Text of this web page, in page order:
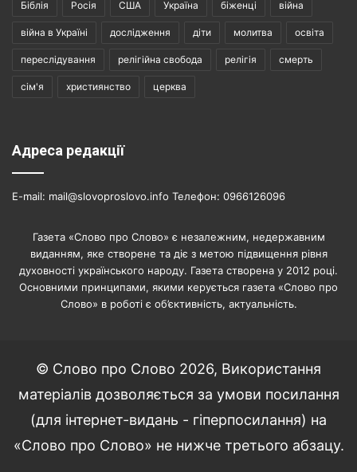
Біблія Росія США Україна біженці війна
війна в Україні дослідження діти молитва освіта
переслідування релігійна свобода релігія смерть
сім'я християнство церква
Адреса редакції
E-mail: mail@slovoproslovo.info Телефон: 0966126096
Газета «Слово про Слово» є незалежним, недержавним
виданням, яке створене та діє з метою підвищення рівня
духовності українського народу. Газета створена у 2012 році.
Основними принципами, якими керується газета «Слово про
Слово» в роботі є об’єктивність, актуальність.
© Слово про Слово 2026, Використання
матеріалів дозволяється за умови посилання
(для інтернет-видань - гіперпосилання) на
«Слово про Слово» не нижче третього абзацу.